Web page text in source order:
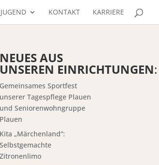
KONTAKT KARRIERE
NEUES AUS
UNSEREN EINRICHTUNGEN:
Gemeinsames Sportfest
unserer Tagespflege Plauen
und Seniorenwohngruppe
Plauen
Kita „Märchenland“:
Selbstgemachte
Zitronenlimo